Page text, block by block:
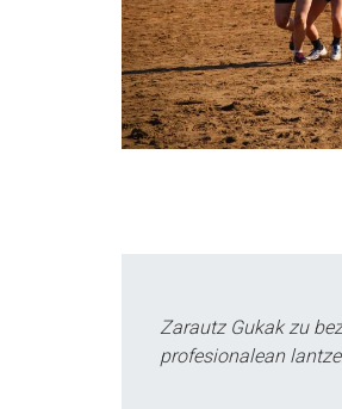
Zarautz Gukak zu
profesionalean